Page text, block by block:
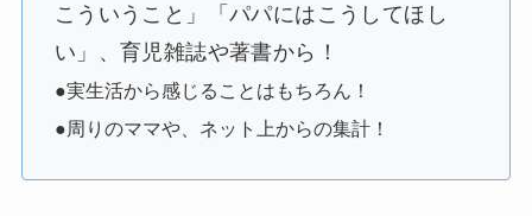
こういうこと」「パパにはこうしてほし
い」、 育児雑誌や著書から！
●実生活から感じることはもちろん！
●周りのママや、 ネット上からの集計！